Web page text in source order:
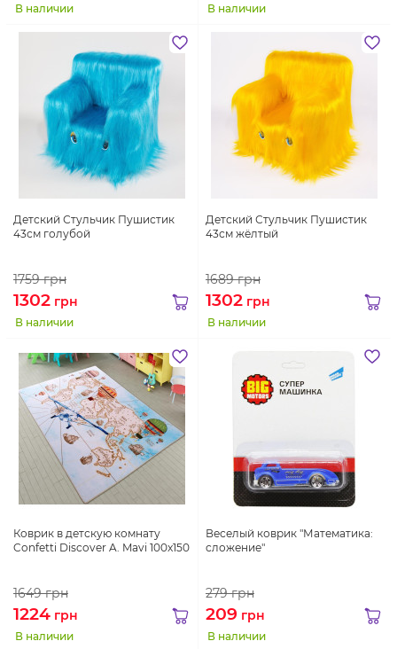
В наличии В наличии
Детский Стульчик Пушистик
43см голубой
1759грн
1302 грн
В наличии
Детский Стульчик Пушистик
43см жёлтый
1689грн
1302 грн
В наличии
Коврик в детскую комнату
Confetti Discover A. Mavi 100x150
1649грн
1224 грн
В наличии
Веселый коврик "Математика:
сложение"
279грн
209 грн
В наличии